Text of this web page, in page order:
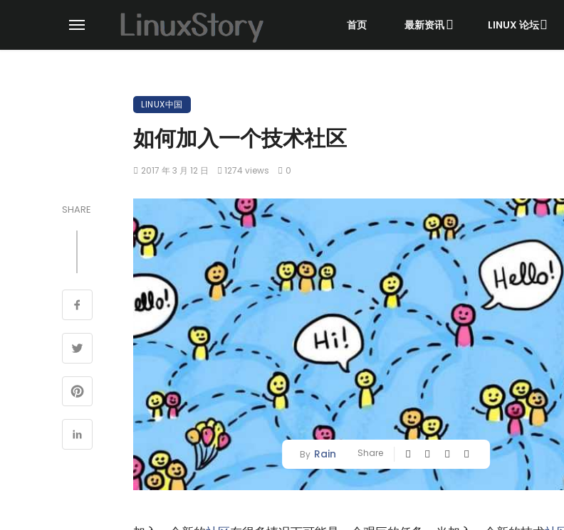
首页 最新资讯 LINUX 论坛
LINUX中国
如何加入一个技术社区
2017 年 3 月 12 日 1274 views 0
SHARE
By Rain Share